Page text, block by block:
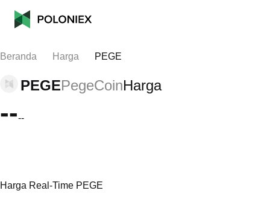
Beranda Harga PEGE
PEGEPegeCoinHarga
----
Harga Real-Time PEGE